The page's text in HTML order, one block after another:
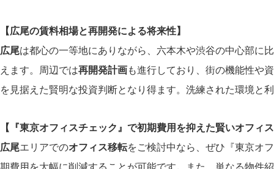
【広尾の賃料相場と再開発による将来性】
広尾は都心の一等地にありながら、六本木や渋谷の中心部に
えます。周辺では再開発計画も進行しており、街の機能性や
を見据えた賢明な投資判断となり得ます。洗練された環境と
【『東京オフィスチェック』で初期費用を抑えた賢いオフィ
広尾エリアでのオフィス移転をご検討中なら、ぜひ『東京オ
期費用を大幅に削減することが可能です。また、単なる物件